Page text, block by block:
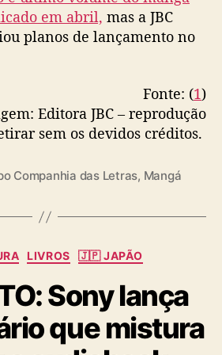
em abril, mas a JBC
planos de lançamento no
Fonte: (1)
Editora JBC – reprodução
sem os devidos créditos.
Companhia das Letras, Mangá
C
t
e
g
o
LIVROS 🇯🇵 JAPÃO
Sony lança
que mistura